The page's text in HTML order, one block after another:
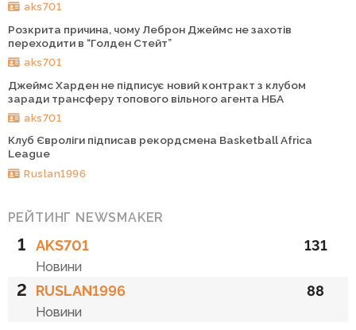
aks701
Розкрита причина, чому Леброн Джеймс не захотів
переходити в “Голден Стейт”
aks701
Джеймс Харден не підписує новий контракт з клубом
заради трансферу топового вільного агента НБА
aks701
Клуб Євроліги підписав рекордсмена Basketball Africa
League
Ruslan1996
РЕЙТИНГ NEWSMAKER
1 AKS701
Новини
131
2 RUSLAN1996
Новини
88